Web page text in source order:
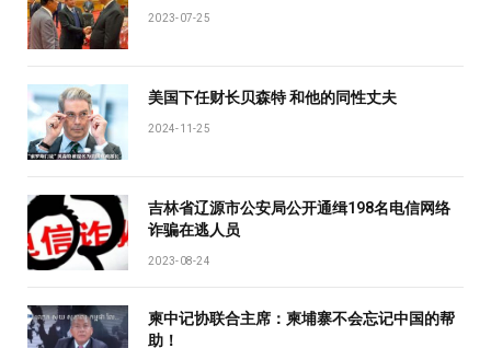
2023-07-25
美国下任财长贝森特 和他的同性丈夫
2024-11-25
吉林省辽源市公安局公开通缉198名电信网络
诈骗在逃人员
2023-08-24
柬中记协联合主席：柬埔寨不会忘记中国的帮
助！